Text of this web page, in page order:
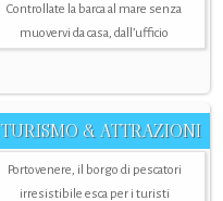
Controllate la barca al mare senza
muovervi da casa, dall’ufficio
TURISMO & ATTRAZIONI
Portovenere, il borgo di pescatori
irresistibile esca per i turisti